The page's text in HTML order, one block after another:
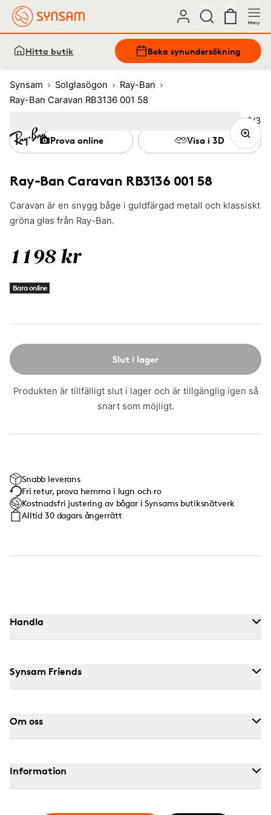
Meny
Hitta butik Boka synundersökning
Synsam Solglasögon
Ray-Ban
Ray-Ban Caravan RB3136 001 58
Ray-Ban Caravan RB3136 001 58
Caravan är en snygg båge i guldfärgad metall och klassiskt
gröna glas från Ray-Ban.
1198 kr
Bara online
Slut i lager
Produkten är tillfälligt slut i lager och är tillgänglig igen så
snart som möjligt.
Prova online Visa i 3D
Snabb leverans
Fri retur, prova hemma i lugn och ro
Kostnadsfri justering av bågar i Synsams butiksnätverk
Alltid 30 dagars ångerrätt
Bild
2/3
3
Handla
Synsam Friends
Om oss
Information